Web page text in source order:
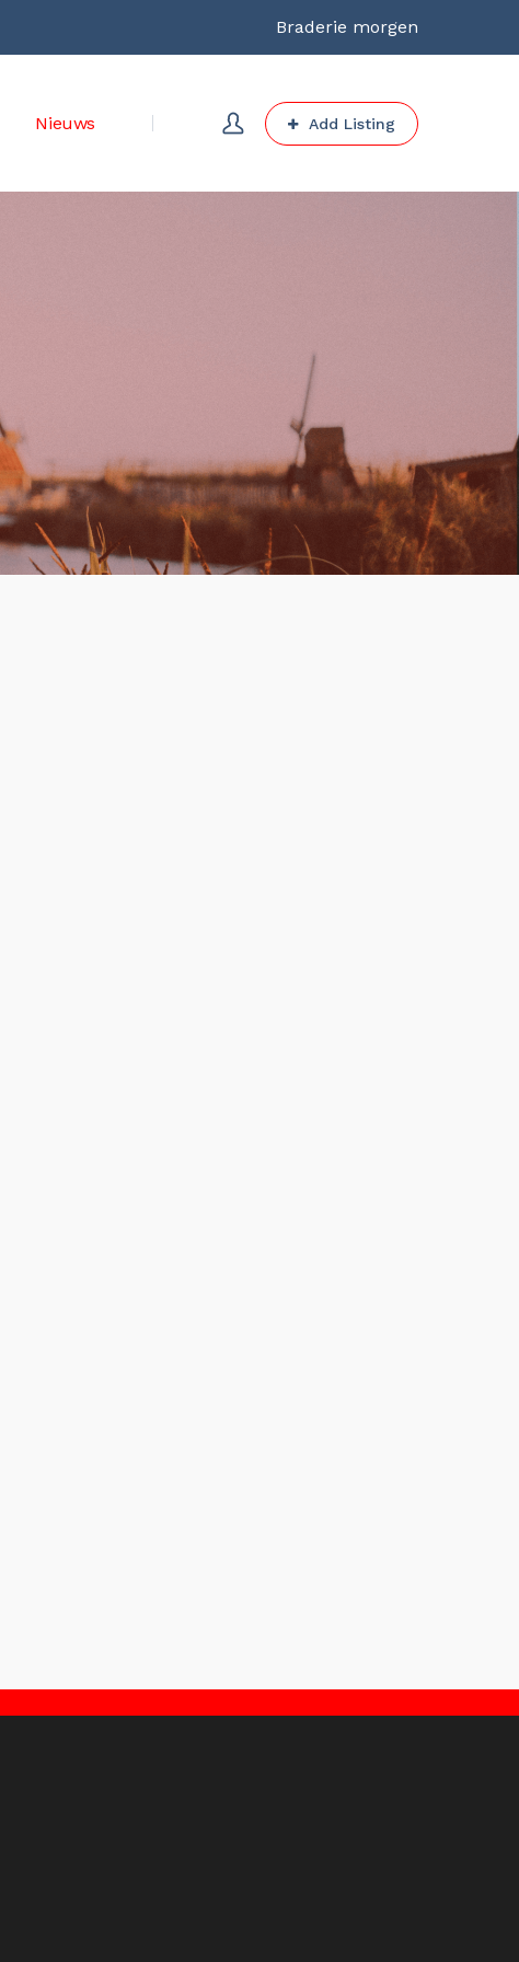
Braderie morgen
Nieuws Add Listing